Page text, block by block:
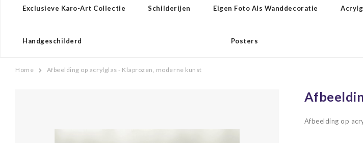
Exclusieve Karo-Art Collectie Schilderijen Eigen Foto Als Wanddecoratie
Handgeschilderd Posters
Home Afbeelding op acrylglas - Klaprozen, moderne kunst
Afbeelding op